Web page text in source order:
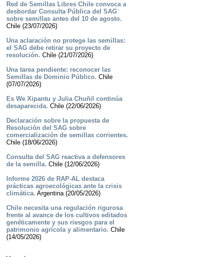
Red de Semillas Libres Chile convoca a
desbordar Consulta Pública del SAG
sobre semillas antes del 10 de agosto.
Chile (23/07/2026)
Una aclaración no protege las semillas:
el SAG debe retirar su proyecto de
resolución. Chile (21/07/2026)
Una tarea pendiente: reconocer las
Semillas de Dominio Público. Chile
(07/07/2026)
Es We Xipantu y Julia Chuñil continúa
desaparecida. Chile (22/06/2026)
Declaración sobre la propuesta de
Resolución del SAG sobre
comercialización de semillas corrientes.
Chile (18/06/2026)
Consulta del SAG reactiva a defensores
de la semilla. Chile (12/06/2026)
Informe 2026 de RAP-AL destaca
prácticas agroecológicas ante la crisis
climática. Argentina (20/05/2026)
Chile necesita una regulación rigurosa
frente al avance de los cultivos editados
genéticamente y sus riesgos para el
patrimonio agrícola y alimentario. Chile
(14/05/2026)